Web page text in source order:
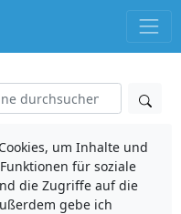
um Inhalte und
für soziale
die Zugriffe auf die
gebe ich